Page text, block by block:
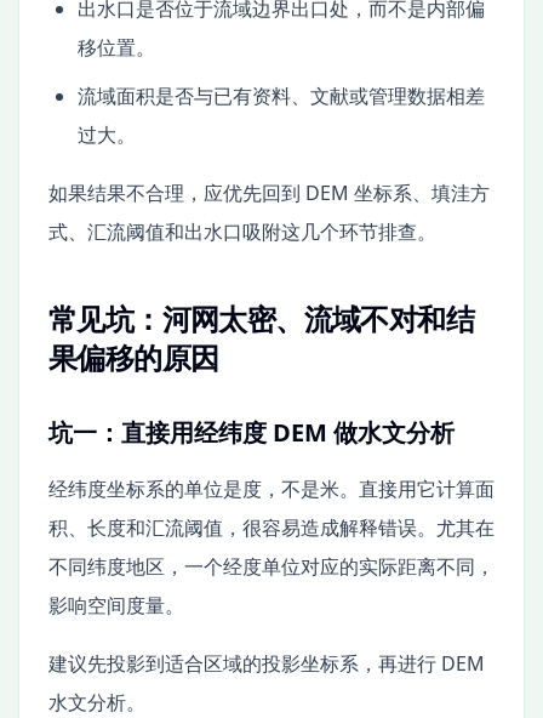
出水口是否位于流域边界出口处，而不是内部偏
移位置。
流域面积是否与已有资料、文献或管理数据相差
过大。
如果结果不合理，应优先回到 DEM 坐标系、填洼方
式、汇流阈值和出水口吸附这几个环节排查。
常见坑：河网太密、流域不对和结
果偏移的原因
坑一：直接用经纬度 DEM 做水文分析
经纬度坐标系的单位是度，不是米。直接用它计算面
积、长度和汇流阈值，很容易造成解释错误。尤其在
不同纬度地区，一个经度单位对应的实际距离不同，
影响空间度量。
建议先投影到适合区域的投影坐标系，再进行 DEM
水文分析。